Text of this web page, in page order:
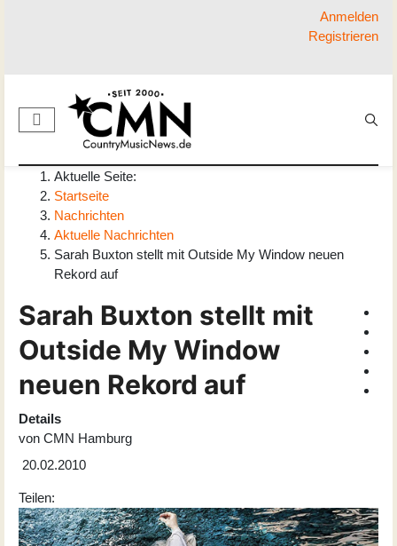
Anmelden
Registrieren
Aktuelle Seite:
Startseite
Nachrichten
Aktuelle Nachrichten
Sarah Buxton stellt mit Outside My Window neuen
Rekord auf
Sarah Buxton stellt mit
Outside My Window
neuen Rekord auf
Details
von CMN Hamburg
20.02.2010
Teilen: